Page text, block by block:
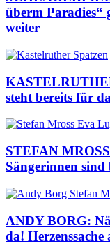
überm Paradies“
weiter
steht bereits für
STEFAN
Sängerinnen
ANDY BORG:
da! Herzenssache